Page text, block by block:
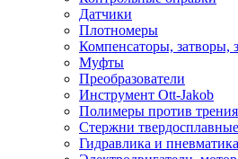
Датчики
Плотномеры
Компенсаторы, затворы,
Муфты
Преобразователи
Инструмент Ott-Jakob
Полимеры против трения
Стержни твердосплавные
Гидравлика и пневматика